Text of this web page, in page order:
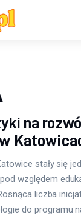
na
stały się
względem
liczba
do programu